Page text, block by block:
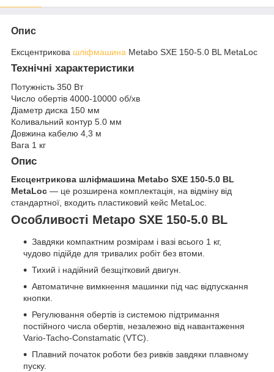
Опис
Ексцентрикова шліфмашина Metabo SXE 150-5.0 BL MetaLoc
Технічні характеристики
Потужність 350 Вт
Число обертів 4000-10000 об/хв
Діаметр диска 150 мм
Коливальний контур 5.0 мм
Довжина кабелю 4,3 м
Вага 1 кг
Опис
Ексцентрикова шліфмашина Metabo SXE 150-5.0 BL
MetaLoc — це розширена комплектація, на відміну від
стандартної, входить пластиковий кейс MetaLoc.
Особливості Metapo SXE 150-5.0 BL
Завдяки компактним розмірам і вазі всього 1 кг,
чудово підійде для тривалих робіт без втоми.
Тихий і надійний безщітковий двигун.
Автоматичне вимкнення машинки під час відпускання
кнопки.
Регулювання обертів із системою підтримання
постійного числа обертів, незалежно від навантаження
Vario-Tacho-Constamatic (VTC).
Плавний початок роботи без ривків завдяки плавному
пуску.